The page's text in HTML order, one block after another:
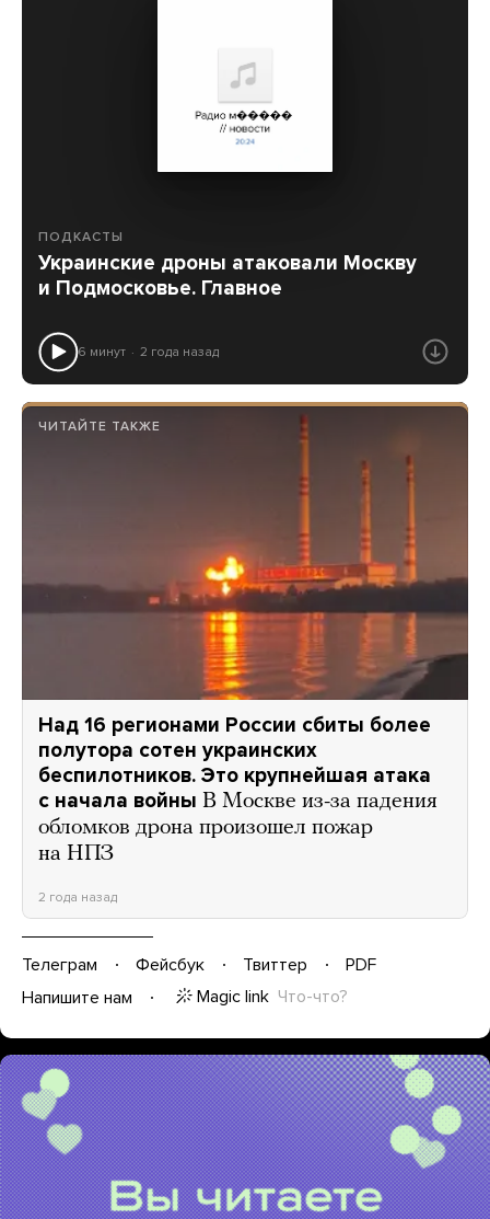
ПОДКАСТЫ
Украинские дроны атаковали Москву
и Подмосковье. Главное
6 минут 2 года назад
ЧИТАЙТЕ ТАКЖЕ
Над 16 регионами России сбиты более
полутора сотен украинских
беспилотников. Это крупнейшая атака
с начала войны В Москве из-за падения
обломков дрона произошел пожар
на НПЗ
2 года назад
Телеграм Фейсбук Твиттер
PDF
Напишите нам
Magic link Что-что?